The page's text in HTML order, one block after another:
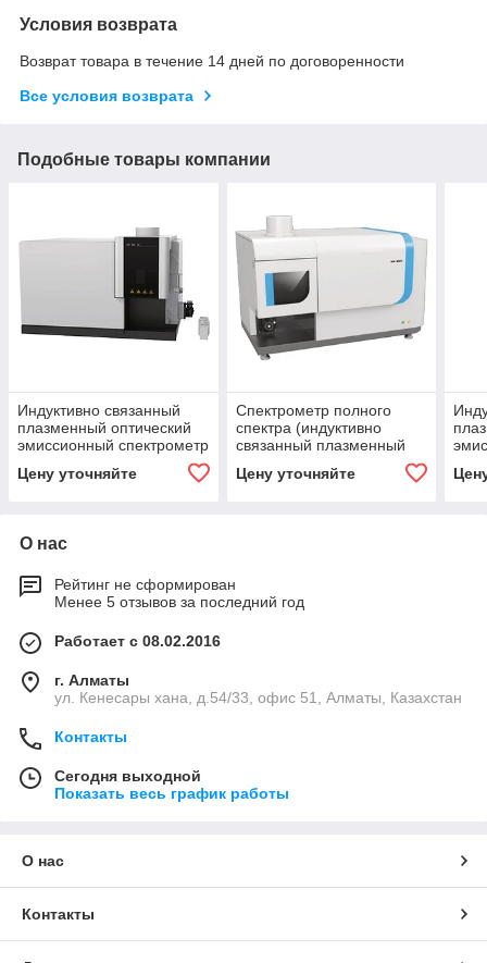
Условия возврата
Возврат товара в течение 14 дней по договоренности
Все условия возврата
Подобные товары компании
Индуктивно связанный
плазменный оптический
эмиссионный спектрометр
Цену уточняйте
Спектрометр полного
спектра (индуктивно
связанный плазменный
спектрометр)
Цену уточняйте
О нас
Рейтинг не сформирован
Менее 5 отзывов за последний год
Работает с 08.02.2016
г. Алматы
ул. Кенесары хана, д.54/33, офис 51, Алматы, Казахстан
Контакты
Сегодня выходной
Показать весь график работы
О нас
Контакты